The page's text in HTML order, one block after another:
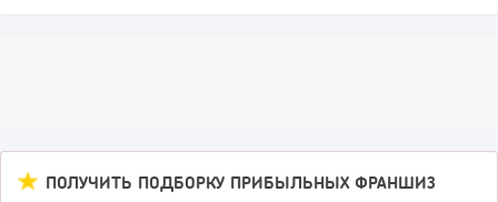
ПОЛУЧИТЬ ПОДБОРКУ ПРИБЫЛЬНЫХ ФРАНШИЗ